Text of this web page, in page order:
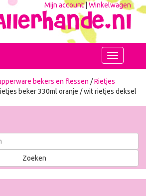
Mijn account|Winkelwagen
Toggle
navigation
bekers en flessen /Rietjes
beker 330ml oranje / wit rietjes deksel